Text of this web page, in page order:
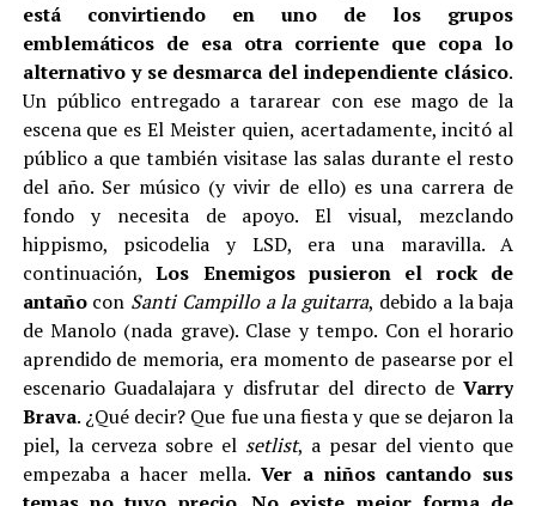
está convirtiendo en uno de los grupos
emblemáticos de esa otra corriente que copa lo
alternativo y se desmarca del independiente clásico.
Un público entregado a tararear con ese mago de la
escena que es El Meister quien, acertadamente, incitó al
público a que también visitase las salas durante el resto
del año. Ser músico (y vivir de ello) es una carrera de
fondo y necesita de apoyo. El visual, mezclando
hippismo, psicodelia y LSD, era una maravilla. A
continuación,Los Enemigos pusieron el rock de
antañocon Santi Campillo a la guitarra, debido a la baja
de Manolo (nada grave). Clase y tempo. Con el horario
aprendido de memoria, era momento de pasearse por el
escenario Guadalajara y disfrutar del directo deVarry
Brava. ¿Qué decir? Que fue una fiesta y que se dejaron la
piel, la cerveza sobre el setlist, a pesar del viento que
empezaba a hacer mella. Ver a niños cantando sus